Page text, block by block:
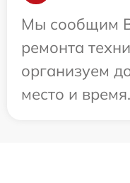
Мы сообщим
ремонта
организуем
место и время.